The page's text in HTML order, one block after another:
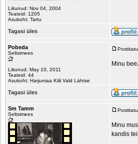
Liitunud: Nov 04, 2004
Teateid: 1205
Asukoht: Tartu
Tagasi üles
Pobeda
Seltsimees
Liitunud: May 10, 2011
Teateid: 44
Asukoht: Harjumaa Kiili Vald Lähtse
Minu
Tagasi üles
Sm Tamm
Seltsimees
Minu
kandis